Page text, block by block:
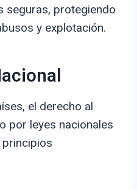
seguras, protegiendo
y explotación.
el derecho al
por leyes nacionales